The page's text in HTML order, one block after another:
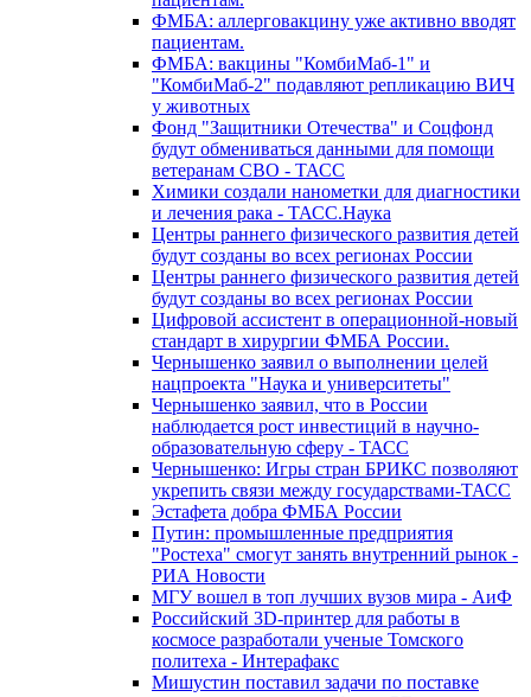
ФМБА: аллерговакцину уже активно вводят
пациентам.
ФМБА: вакцины "КомбиМаб-1" и
"КомбиМаб-2" подавляют репликацию ВИЧ
у животных
Фонд "Защитники Отечества" и Соцфонд
будут обмениваться данными для помощи
ветеранам СВО - ТАСС
Химики создали нанометки для диагностики
и лечения рака - ТАСС.Наука
Центры раннего физического развития детей
будут созданы во всех регионах России
Центры раннего физического развития детей
будут созданы во всех регионах России
Цифровой ассистент в операционной-новый
стандарт в хирургии ФМБА России.
Чернышенко заявил о выполнении целей
нацпроекта "Наука и университеты"
Чернышенко заявил, что в России
наблюдается рост инвестиций в научно-
образовательную сферу - ТАСС
Чернышенко: Игры стран БРИКС позволяют
укрепить связи между государствами-ТАСС
Эстафета добра ФМБА России
Путин: промышленные предприятия
"Ростеха" смогут занять внутренний рынок -
РИА Новости
МГУ вошел в топ лучших вузов мира - АиФ
Российский 3D-принтер для работы в
космосе разработали ученые Томского
политеха - Интерафакс
Мишустин поставил задачи по поставке